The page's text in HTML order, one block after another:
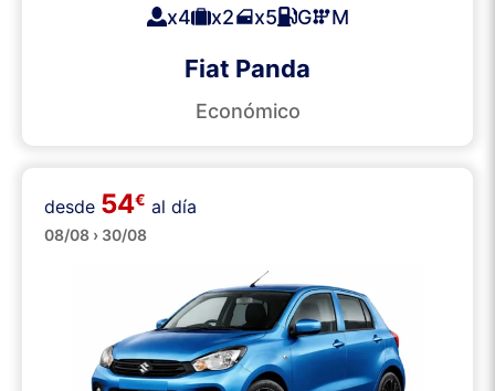
x4 x2 x5 G M
Fiat Panda
Económico
Pequeños
desde 54€ al día
08/08 › 30/08